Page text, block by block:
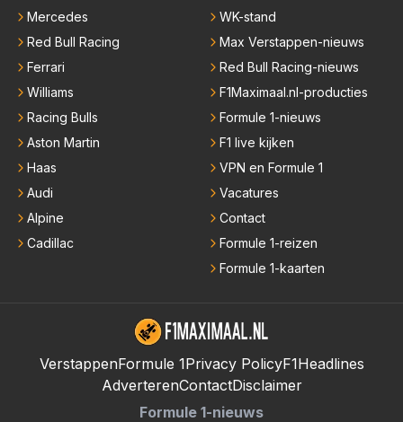
Mercedes
Red Bull Racing
Ferrari
Williams
Racing Bulls
Aston Martin
Haas
Audi
Alpine
Cadillac
WK-stand
Max Verstappen-nieuws
Red Bull Racing-nieuws
F1Maximaal.nl-producties
Formule 1-nieuws
F1 live kijken
VPN en Formule 1
Vacatures
Contact
Formule 1-reizen
Formule 1-kaarten
VerstappenFormule 1Privacy PolicyF1Headlines
AdverterenContactDisclaimer
Formule 1-nieuws